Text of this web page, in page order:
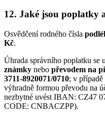
12. Jaké jsou poplatky
Osvědčení rodného čísla
Kč.
Úhrada správního poplatku se
známky nebo převodem na
3711-8920071/0710; v
výhradně formou převodu na
nezbytné uvést IBAN: CZ47
CODE: CNBACZPP).